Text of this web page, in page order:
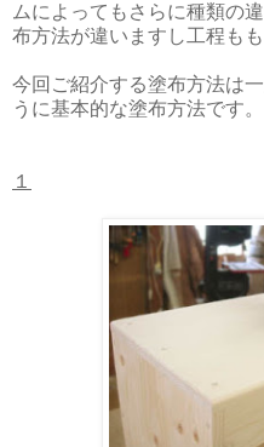
ムによってもさらに種類の
布方法が違いますし工程も
今回ご紹介する塗布方法は
うに基本的な塗布方法です。
１